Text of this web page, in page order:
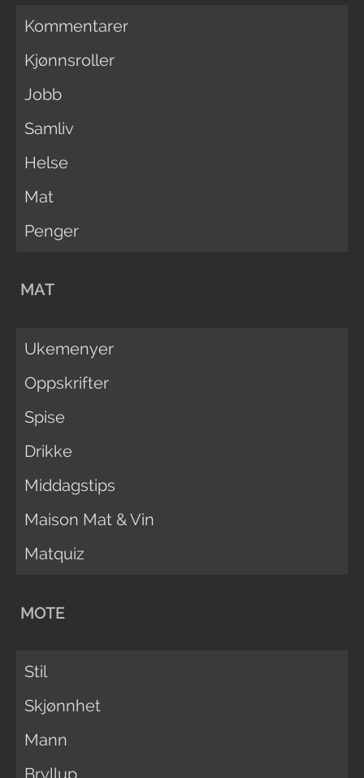
Kommentarer
Kjønnsroller
Jobb
Samliv
Helse
Mat
Penger
MAT
Ukemenyer
Oppskrifter
Spise
Drikke
Middagstips
Maison Mat & Vin
Matquiz
MOTE
Stil
Skjønnhet
Mann